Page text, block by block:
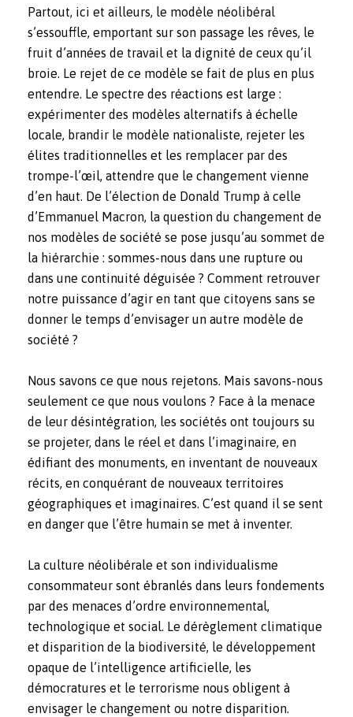
Partout, ici et ailleurs, le modèle néolibéral
s’essouffle, emportant sur son passage les rêves, le
fruit d’années de travail et la dignité de ceux qu’il
broie. Le rejet de ce modèle se fait de plus en plus
entendre. Le spectre des réactions est large :
expérimenter des modèles alternatifs à échelle
locale, brandir le modèle nationaliste, rejeter les
élites traditionnelles et les remplacer par des
trompe-l’œil, attendre que le changement vienne
d’en haut. De l’élection de Donald Trump à celle
d’Emmanuel Macron, la question du changement de
nos modèles de société se pose jusqu’au sommet de
la hiérarchie : sommes-nous dans une rupture ou
dans une continuité déguisée ? Comment retrouver
notre puissance d’agir en tant que citoyens sans se
donner le temps d’envisager un autre modèle de
société ?
Nous savons ce que nous rejetons. Mais savons-nous
seulement ce que nous voulons ? Face à la menace
de leur désintégration, les sociétés ont toujours su
se projeter, dans le réel et dans l’imaginaire, en
édifiant des monuments, en inventant de nouveaux
récits, en conquérant de nouveaux territoires
géographiques et imaginaires. C’est quand il se sent
en danger que l’être humain se met à inventer.
La culture néolibérale et son individualisme
consommateur sont ébranlés dans leurs fondements
par des menaces d’ordre environnemental,
technologique et social. Le dérèglement climatique
et disparition de la biodiversité, le développement
opaque de l’intelligence artificielle, les
démocratures et le terrorisme nous obligent à
envisager le changement ou notre disparition.